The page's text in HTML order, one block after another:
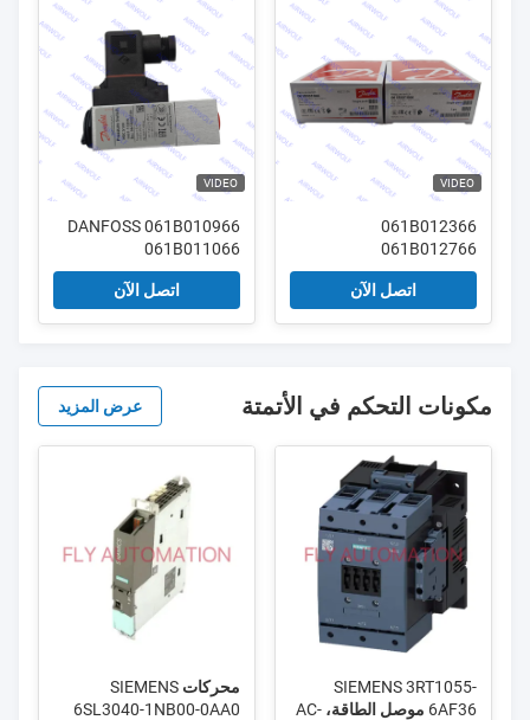
VIDEO
061B012366
061B012766
061B012866 DANFOSS
مفتاح الضغطاتصل الآن
VIDEO
DANFOSS 061B010966
061B011066
061B012266 مفتاح
اتصل الآن
مكونات التحكم في الأتمتة عرض المزيد
SIEMENS 3RT1055-
6AF36 موصل الطاقة، AC-
محركات SIEMENS
6SL3040-1NB00-0AA0